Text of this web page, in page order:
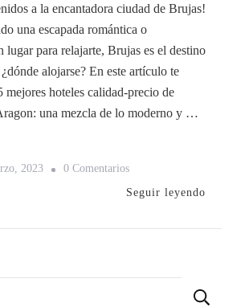
a la encantadora ciudad de Brujas!
una escapada romántica o
lugar para relajarte, Brujas es el destino
alojarse? En este artículo te
mejores hoteles calidad-precio de
una mezcla de lo moderno y …
2023 0 ComentariosEn
5
Seguir leyendo